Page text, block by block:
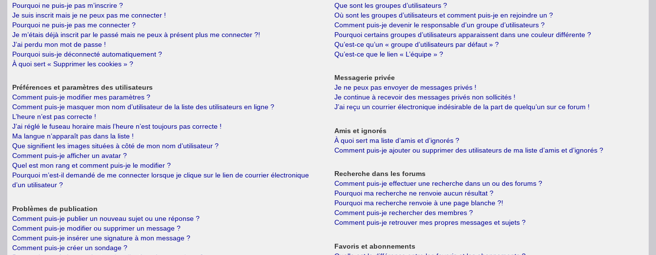
Pourquoi ne puis-je pas m’inscrire ?
Je suis inscrit mais je ne peux pas me connecter !
Pourquoi ne puis-je pas me connecter ?
Je m’étais déjà inscrit par le passé mais ne peux à présent plus me connecter ?!
J’ai perdu mon mot de passe !
Pourquoi suis-je déconnecté automatiquement ?
À quoi sert « Supprimer les cookies » ?
Préférences et paramètres des utilisateurs
Comment puis-je modifier mes paramètres ?
Comment puis-je masquer mon nom d’utilisateur de la liste des utilisateurs en ligne ?
L’heure n’est pas correcte !
J’ai réglé le fuseau horaire mais l’heure n’est toujours pas correcte !
Ma langue n’apparaît pas dans la liste !
Que signifient les images situées à côté de mon nom d’utilisateur ?
Comment puis-je afficher un avatar ?
Quel est mon rang et comment puis-je le modifier ?
Pourquoi m’est-il demandé de me connecter lorsque je clique sur le lien de courrier électronique
d’un utilisateur ?
Problèmes de publication
Comment puis-je publier un nouveau sujet ou une réponse ?
Comment puis-je modifier ou supprimer un message ?
Comment puis-je insérer une signature à mon message ?
Comment puis-je créer un sondage ?
Que sont les groupes d’utilisateurs ?
Où sont les groupes d’utilisateurs et comment puis-je en rejoindre un ?
Comment puis-je devenir le responsable d’un groupe d’utilisateurs ?
Pourquoi certains groupes d’utilisateurs apparaissent dans une couleur différente ?
Qu’est-ce qu’un « groupe d’utilisateurs par défaut » ?
Qu’est-ce que le lien « L’équipe » ?
Messagerie privée
Je ne peux pas envoyer de messages privés !
Je continue à recevoir des messages privés non sollicités !
J’ai reçu un courrier électronique indésirable de la part de quelqu’un sur ce forum !
Amis et ignorés
À quoi sert ma liste d’amis et d’ignorés ?
Comment puis-je ajouter ou supprimer des utilisateurs de ma liste d’amis et d’ignorés ?
Recherche dans les forums
Comment puis-je effectuer une recherche dans un ou des forums ?
Pourquoi ma recherche ne renvoie aucun résultat ?
Pourquoi ma recherche renvoie à une page blanche ?!
Comment puis-je rechercher des membres ?
Comment puis-je retrouver mes propres messages et sujets ?
Favoris et abonnements